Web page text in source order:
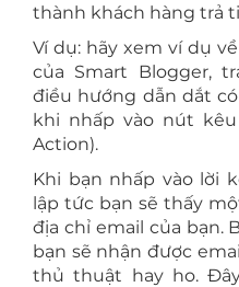
thành khách hàng trả
Ví dụ: hãy xem ví dụ
của Smart Blogger,
điều hướng dẫn dắt
khi nhấp vào nút
Action).
Khi bạn nhấp vào lời
lập tức bạn sẽ thấy
địa chỉ email của bạn.
bạn sẽ nhận được
thủ thuật hay ho.